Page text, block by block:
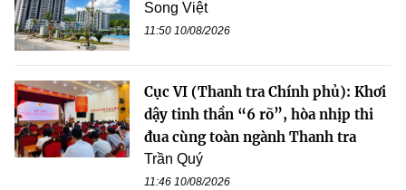
Song Việt
11:50 10/08/2026
Cục VI (Thanh tra Chính phủ): Khơi
dậy tinh thần “6 rõ”, hòa nhịp thi
đua cùng toàn ngành Thanh tra
Trần Quý
11:46 10/08/2026